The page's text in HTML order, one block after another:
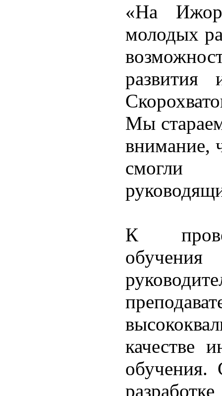
«На
молодых
Мы
внимание,
смогли
К
качестве
обучения.